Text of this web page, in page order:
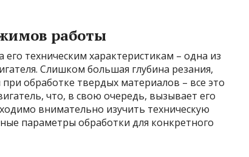
работы
техническим характеристикам – одна из
Слишком большая глубина резания,
обработке твердых материалов – все это
что, в свою очередь, вызывает его
внимательно изучить техническую
параметры обработки для конкретного